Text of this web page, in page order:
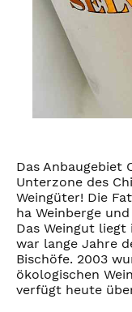
Das Anbaugebiet
Unterzone des
Weingüter! Die
ha Weinberge
Das Weingut liegt
war lange Jahre
Bischöfe. 2003
ökologischen
verfügt heute